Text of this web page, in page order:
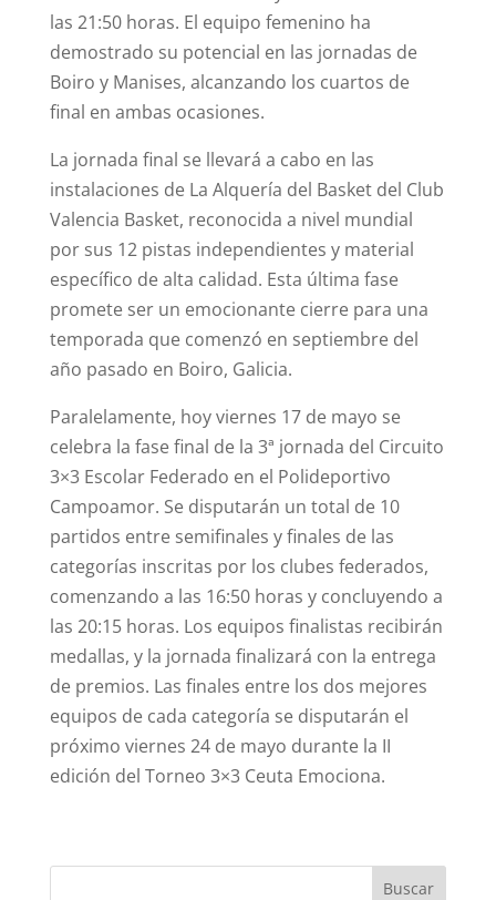
las 21:50 horas. El equipo femenino ha
demostrado su potencial en las jornadas de
Boiro y Manises, alcanzando los cuartos de
final en ambas ocasiones.
La jornada final se llevará a cabo en las
instalaciones de La Alquería del Basket del Club
Valencia Basket, reconocida a nivel mundial
por sus 12 pistas independientes y material
específico de alta calidad. Esta última fase
promete ser un emocionante cierre para una
temporada que comenzó en septiembre del
año pasado en Boiro, Galicia.
Paralelamente, hoy viernes 17 de mayo se
celebra la fase final de la 3ª jornada del Circuito
3×3 Escolar Federado en el Polideportivo
Campoamor. Se disputarán un total de 10
partidos entre semifinales y finales de las
categorías inscritas por los clubes federados,
comenzando a las 16:50 horas y concluyendo a
las 20:15 horas. Los equipos finalistas recibirán
medallas, y la jornada finalizará con la entrega
de premios. Las finales entre los dos mejores
equipos de cada categoría se disputarán el
próximo viernes 24 de mayo durante la II
edición del Torneo 3×3 Ceuta Emociona.
Buscar